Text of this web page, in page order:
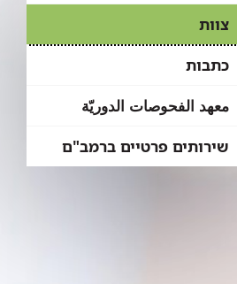
צוות
כתבות
معهد الفحوصات الدوريّة
שירותים פרטיים ברמב"ם